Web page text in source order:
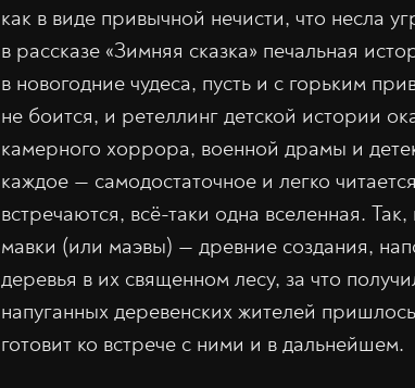
как в виде привычной нечисти, что несла
в рассказе «Зимняя сказка» печальная
в новогодние чудеса, пусть и с горьким
не боится, и ретеллинг детской истории
камерного хоррора, военной драмы и
каждое — самодостаточное и легко
встречаются, всё-таки одна вселенная.
мавки (или маэвы) — древние создания,
деревья в их священном лесу, за что
напуганных деревенских жителей
готовит ко встрече с ними и в дальнейшем.